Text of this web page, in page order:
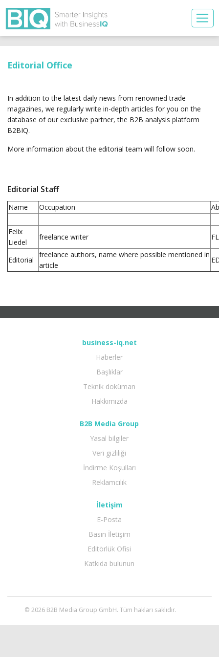
Editorial Office
In addition to the latest daily news from renowned trade
magazines, we regularly write in-depth articles for you on the
database of our exclusive partner, the B2B analysis platform
B2BIQ.
More information about the editorial team will follow soon.
Editorial Staff
Name Occupation
Felix
Liedel
freelance writer FL
Editorial
freelance authors, name where possible mentioned in
article
business-iq.net
Haberler
Başlıklar
Teknik doküman
Hakkımızda
B2B Media Group
Yasal bilgiler
Veri gizliliği
İndirme Koşulları
Reklamcılık
İletişim
E-Posta
Basın İletişim
Editörlük Ofisi
Katkıda bulunun
© 2026 B2B Media Group GmbH. Tüm hakları saklıdır.